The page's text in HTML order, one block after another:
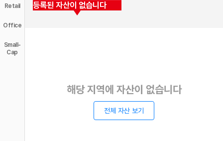
Retail
Office
Small-
Cap
등록된 자산이 없습니다
해당 지역에 자산이 없습니다
전체 자산 보기